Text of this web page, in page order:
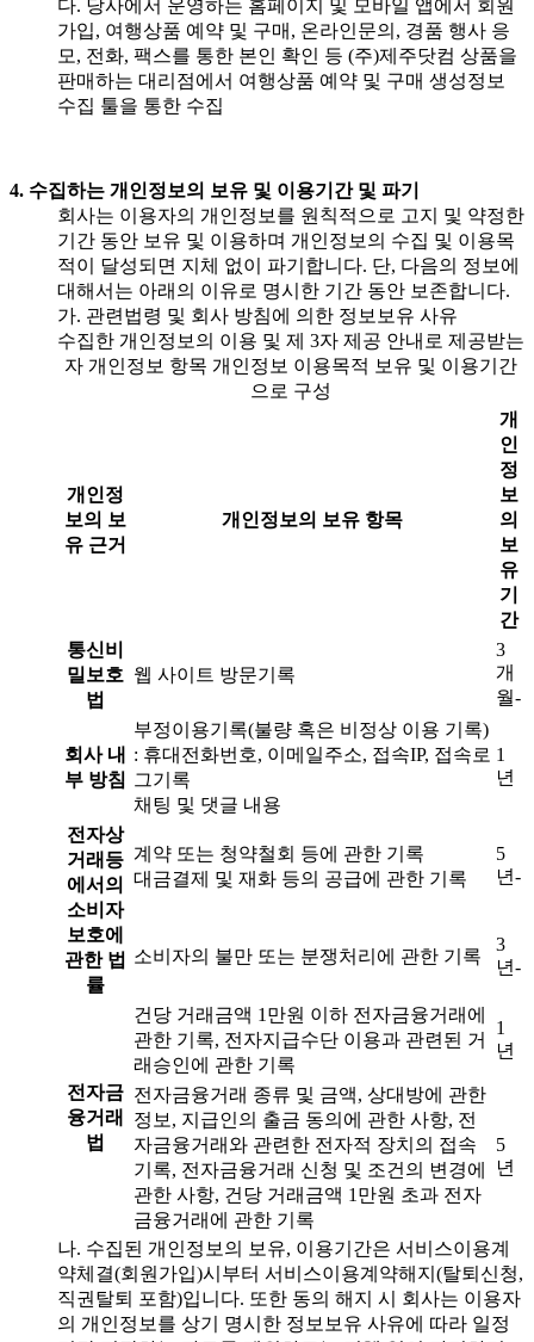
다. 당사에서 운영하는 홈페이지 및 모바일 앱에서 회원
가입, 여행상품 예약 및 구매, 온라인문의, 경품 행사 응
모, 전화, 팩스를 통한 본인 확인 등 (주)제주닷컴 상품을
판매하는 대리점에서 여행상품 예약 및 구매 생성정보
수집 툴을 통한 수집
4. 수집하는 개인정보의 보유 및 이용기간 및 파기
회사는 이용자의 개인정보를 원칙적으로 고지 및 약정한
기간 동안 보유 및 이용하며 개인정보의 수집 및 이용목
적이 달성되면 지체 없이 파기합니다. 단, 다음의 정보에
대해서는 아래의 이유로 명시한 기간 동안 보존합니다.
가. 관련법령 및 회사 방침에 의한 정보보유 사유
수집한 개인정보의 이용 및 제 3자 제공 안내로 제공받는
자 개인정보 항목 개인정보 이용목적 보유 및 이용기간
으로 구성
개인정
보의 보
유 근거
개인정보의 보유 항목
개
인
정
보
의
보
유
기
간
통신비
밀보호
법
웹 사이트 방문기록
3
개
월-
회사 내
부 방침
부정이용기록(불량 혹은 비정상 이용 기록)
: 휴대전화번호, 이메일주소, 접속IP, 접속로
그기록
채팅 및 댓글 내용
1
년
전자상
거래등
에서의
소비자
보호에
관한 법
률
계약 또는 청약철회 등에 관한 기록
대금결제 및 재화 등의 공급에 관한 기록
5
년-
소비자의 불만 또는 분쟁처리에 관한 기록
3
년-
전자금
융거래
법
건당 거래금액 1만원 이하 전자금융거래에
관한 기록, 전자지급수단 이용과 관련된 거
래승인에 관한 기록
1
년
전자금융거래 종류 및 금액, 상대방에 관한
정보, 지급인의 출금 동의에 관한 사항, 전
자금융거래와 관련한 전자적 장치의 접속
기록, 전자금융거래 신청 및 조건의 변경에
관한 사항, 건당 거래금액 1만원 초과 전자
금융거래에 관한 기록
5
년
나. 수집된 개인정보의 보유, 이용기간은 서비스이용계
약체결(회원가입)시부터 서비스이용계약해지(탈퇴신청,
직권탈퇴 포함)입니다. 또한 동의 해지 시 회사는 이용자
의 개인정보를 상기 명시한 정보보유 사유에 따라 일정